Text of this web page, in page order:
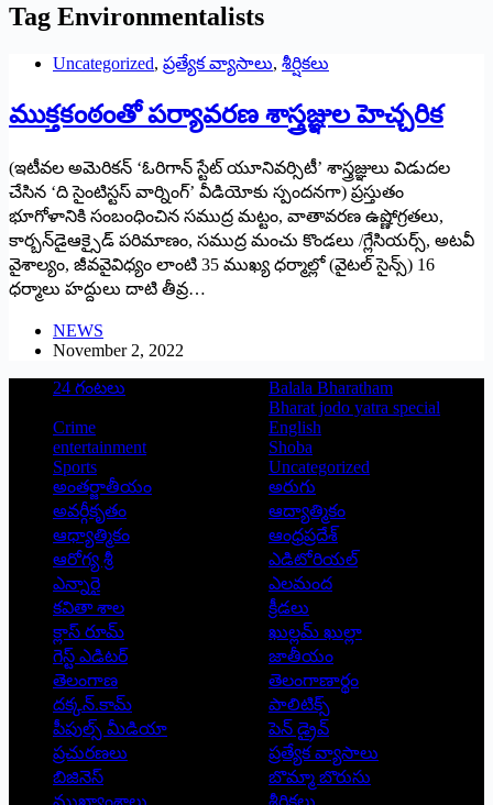
Tag Environmentalists
Uncategorized, ప్రత్యేక వ్యాసాలు, శీర్షికలు
ముక్తకంఠంతో పర్యావరణ శాస్త్రజ్ఞుల హెచ్చరిక
(ఇటీవల అమెరికన్‌ ‘ఓరిగాన్‌ ‌స్టేట్‌ ‌యూనివర్సిటీ’ శాస్త్రజ్ఞులు విడుదల
చేసిన ‘ది సైంటిస్టస్ ‌వార్నింగ్‌’ ‌వీడియోకు స్పందనగా) ప్రస్తుతం
భూగోళానికి సంబంధించిన సముద్ర మట్టం, వాతావరణ ఉష్ణోగ్రతలు,
కార్బన్‌డైఆక్సైడ్‌ ‌పరిమాణం, సముద్ర మంచు కొండలు /గ్లేసియర్స్, అటవీ
వైశాల్యం, జీవవైవిధ్యం లాంటి 35 ముఖ్య ధర్మాల్లో (వైటల్‌ ‌సైన్స్) 16
‌ధర్మాలు హద్దులు దాటి తీవ్ర…
NEWS
November 2, 2022
24 గంటలు
Balala Bharatham
Bharat jodo yatra special
Crime
English
entertainment
Shoba
Sports
Uncategorized
అంతర్జాతీయం
అరుగు
అవర్గీకృతం
ఆద్యాత్మికం
ఆధ్యాత్మికం
ఆంధ్రప్రదేశ్
ఆరోగ్య శ్రీ
ఎడిటోరియల్
ఎన్నారై
ఎలమంద
కవితా శాల
క్రీడలు
క్లాస్ రూమ్
ఖుల్లమ్ ఖుల్లా
గెస్ట్ ఎడిటర్
జాతీయం
తెలంగాణ
తెలంగాణార్థం
దక్కన్.కామ్
పాలిటిక్స్
పీపుల్స్ ‌మీడియా
పెన్ డ్రైవ్
ప్రచురణలు
ప్రత్యేక వ్యాసాలు
బిజినెస్
బొమ్మా బొరుసు
ముఖ్యాంశాలు
శీర్షికలు